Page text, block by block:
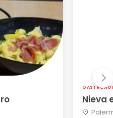
Nieva